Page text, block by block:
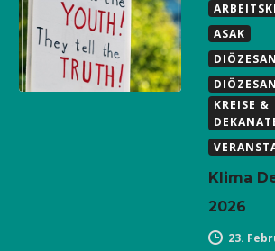
ASAK
KREISE &
Klima
2026
23.